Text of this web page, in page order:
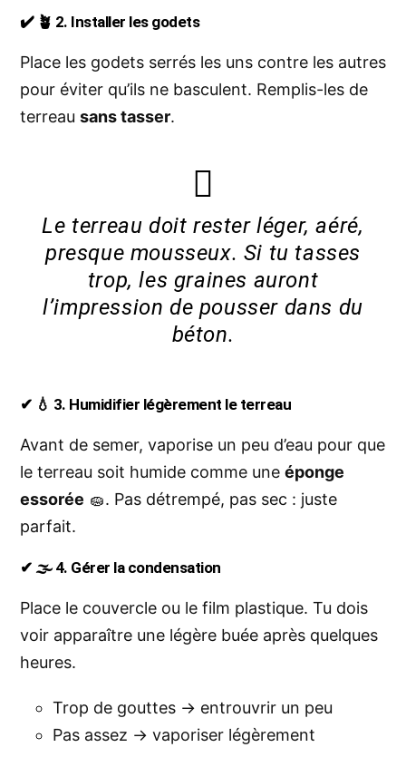
✔ 🪴 2. Installer les godets
Place les godets serrés les uns contre les autres
pour éviter qu’ils ne basculent. Remplis-les de
terreau sans tasser.
Le terreau doit rester léger, aéré,
presque mousseux. Si tu tasses
trop, les graines auront
l’impression de pousser dans du
béton.
✔ 💧 3. Humidifier légèrement le terreau
Avant de semer, vaporise un peu d’eau pour que
le terreau soit humide comme une éponge
essorée 🧽. Pas détrempé, pas sec : juste
parfait.
✔ 🌫️ 4. Gérer la condensation
Place le couvercle ou le film plastique. Tu dois
voir apparaître une légère buée après quelques
heures.
Trop de gouttes → entrouvrir un peu
Pas assez → vaporiser légèrement